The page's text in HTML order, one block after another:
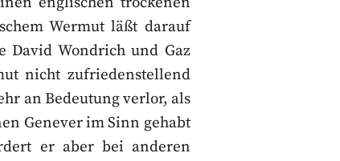
Wermut läßt darauf
David Wondrich und Gaz
nicht zufriedenstellend
an Bedeutung verlor, als
Genever im Sinn gehabt
er aber bei anderen